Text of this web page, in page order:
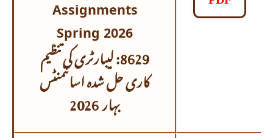
Assignments
Spring 2026
8629: لیبارٹری کی تنظیم
کاری حل شدہ اسائنمنٹس
بہار 2026